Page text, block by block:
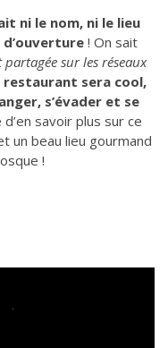
ni le nom, ni le lieu
! On sait
sur les réseaux
restaurant sera cool,
s’évader et se
d’en savoir plus sur ce
un beau lieu gourmand
!